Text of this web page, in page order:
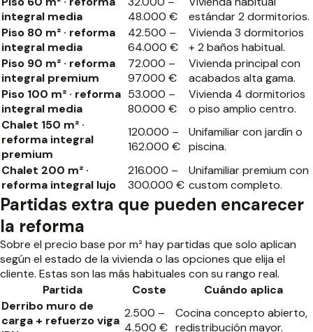
integral media
48.000 €
estándar 2 dormitorios.
Piso 80 m² · reforma
integral media
42.500 –
64.000 €
Vivienda 3 dormitorios
+ 2 baños habitual.
Piso 90 m² · reforma
integral premium
72.000 –
97.000 €
Vivienda principal con
acabados alta gama.
Piso 100 m² · reforma
integral media
53.000 –
80.000 €
Vivienda 4 dormitorios
o piso amplio centro.
Chalet 150 m² ·
reforma integral
premium
120.000 –
162.000 €
Unifamiliar con jardín o
piscina.
Chalet 200 m² ·
reforma integral lujo
216.000 –
300.000 €
Unifamiliar premium con
custom completo.
Partidas extra que pueden encarecer
la reforma
Sobre el precio base por m² hay partidas que solo aplican
según el estado de la vivienda o las opciones que elija el
cliente. Estas son las más habituales con su rango real.
Partida
Coste
Cuándo aplica
Derribo muro de
carga + refuerzo viga
2.500 –
4.500 €
Cocina concepto abierto,
redistribución mayor.